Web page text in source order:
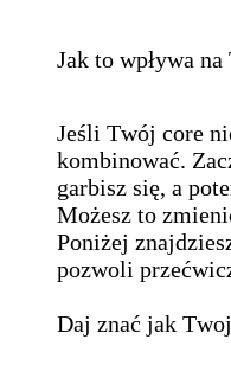
Jak to wpływa na
Jeśli Twój core
kombinować.
garbisz się, a
Możesz to
Poniżej
pozwoli
Daj znać jak